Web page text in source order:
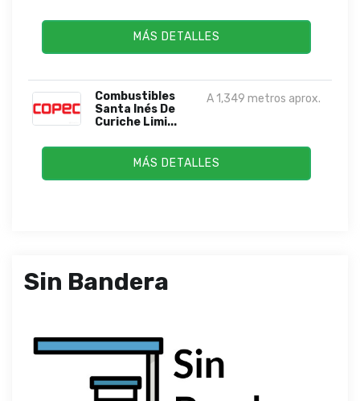
MÁS DETALLES
Combustibles
Santa Inés De
Curiche Limi...
A 1,349 metros aprox.
MÁS DETALLES
Sin Bandera